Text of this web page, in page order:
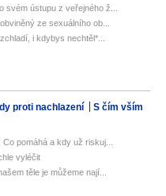
svém ústupu z veřejného ž...
ze sexuálního ob...
i kdybys nechtěl*...
proti nachlazení
S čím vším
pomáhá a kdy už riskuj...
vyléčit
těle je můžeme nají...